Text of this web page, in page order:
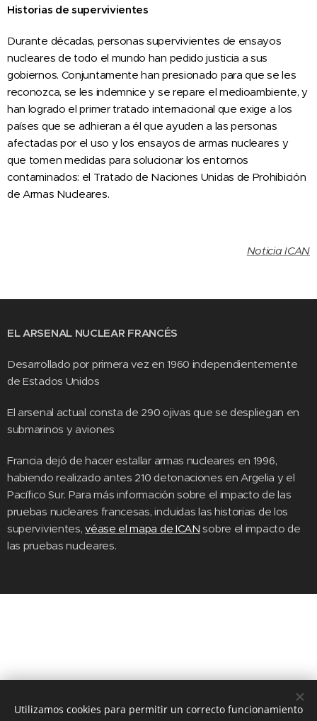
Historias de supervivientes
Durante décadas, personas supervivientes de ensayos
nucleares de todo el mundo han pedido justicia a sus
gobiernos. Conjuntamente han presionado para que se les
reconozca, se les indemnice y se repare el medioambiente, y
han logrado el primer tratado internacional que exige a los
países que se adhieran a él que ayuden a las personas
afectadas por el uso y los ensayos de armas nucleares y
que tomen medidas para solucionar los entornos
contaminados: el Tratado de Naciones Unidas de Prohibición
de Armas Nucleares.
Noticia ICAN
EL ARSENAL NUCLEAR FRANCÉS
Desarrollado por primera vez en 1960 independientemente
de Estados Unidos
El arsenal actual consta de 290 ojivas que se despliegan en
submarinos y aviones
Francia dejó de hacer estallar armas nucleares en 1996,
habiendo realizado antes 210 detonaciones en Argelia y el
Pacífico Sur. Para más información sobre el impacto de las
pruebas nucleares francesas, incluidas las historias de los
supervivientes,véase el mapa de ICAN sobre el impacto de
las pruebas nucleares.
© 2020 JUSTICIA Y PAZ C/ Rafael de Riego 16, 3º dcha. Madrid,
Utilizamos cookies para permitir un correcto funcionamiento